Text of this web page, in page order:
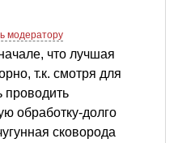
модератору
что лучшая
т.к. смотря для
проводить
обработку-долго
сковорода